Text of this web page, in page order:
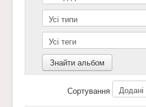
Сортування